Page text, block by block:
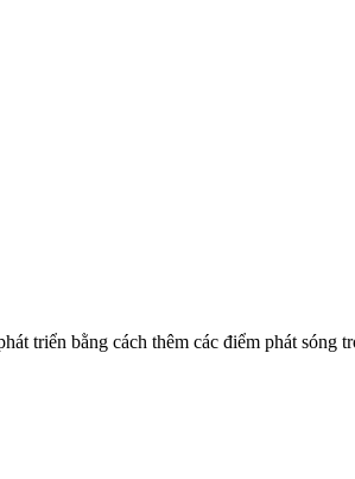
triển bằng cách thêm các điểm phát sóng